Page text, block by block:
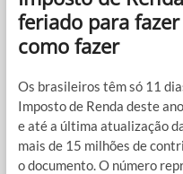
feriado para
como fazer
Os brasileiros têm só 11
Imposto de Renda deste
e até a última atualização
mais de 15 milhões de
o documento. O número